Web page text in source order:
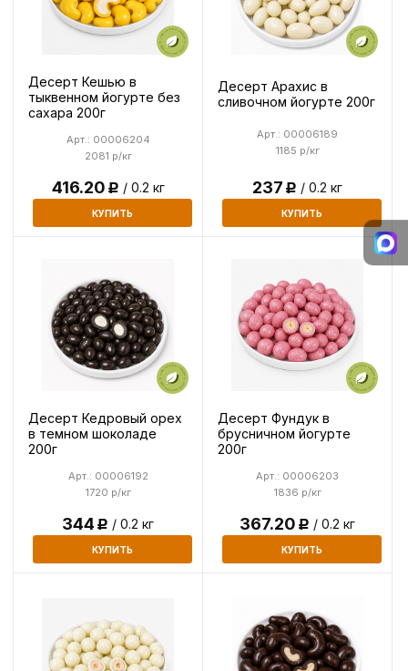
Десерт Кешью в
тыквенном йогурте без
сахара 200г
2081 р/кг
Арт.: 00006204
416.20Р / 0.2 кг
КУПИТЬ
Десерт Арахис в
сливочном йогурте 200г
1185 р/кг
Арт.: 00006189
237Р / 0.2 кг
КУПИТЬ
Десерт Кедровый орех
в темном шоколаде
200г
1720 р/кг
Арт.: 00006192
344Р / 0.2 кг
КУПИТЬ
Десерт Фундук в
брусничном йогурте
200г
1836 р/кг
Арт.: 00006203
367.20Р / 0.2 кг
КУПИТЬ